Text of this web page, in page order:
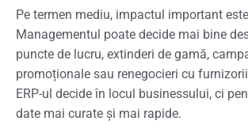
Pe termen mediu, impactul important
Managementul poate decide mai bine
puncte de lucru, extinderi de gamă,
promoționale sau renegocieri cu
ERP-ul decide în locul businessului, ci
date mai curate și mai rapide.